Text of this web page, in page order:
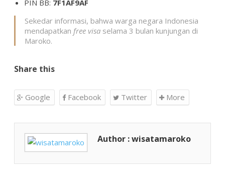
PIN BB: 7F1AF9AF
Sekedar informasi, bahwa warga negara Indonesia
mendapatkan free visa selama 3 bulan kunjungan di
Maroko.
Share this
Google Facebook Twitter More
Author : wisatamaroko